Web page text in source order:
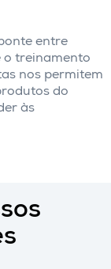
entre
o treinamento
nos permitem
do
às